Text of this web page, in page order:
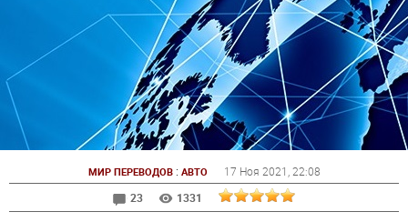
МИР ПЕРЕВОДОВ: АВТО 17 Ноя 2021 , 22:08
23
1331